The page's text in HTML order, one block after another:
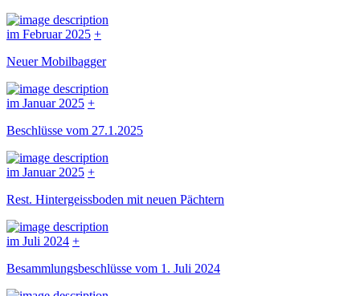
im Februar 2025 +
Neuer Mobilbagger
im Januar 2025 +
Beschlüsse vom 27.1.2025
im Januar 2025 +
Rest. Hintergeissboden mit neuen Pächtern
im Juli 2024 +
Besammlungsbeschlüsse vom 1. Juli 2024